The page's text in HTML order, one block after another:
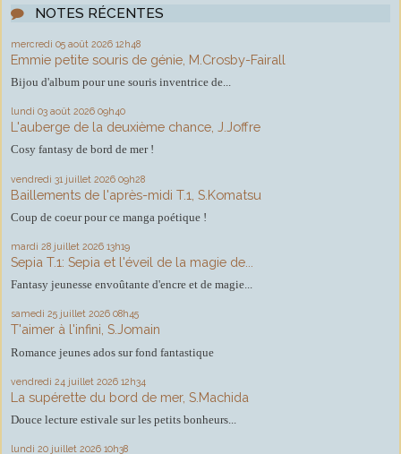
NOTES RÉCENTES
mercredi 05 août 2026 12h48
Emmie petite souris de génie, M.Crosby-Fairall
Bijou d'album pour une souris inventrice de...
lundi 03 août 2026 09h40
L'auberge de la deuxième chance, J.Joffre
Cosy fantasy de bord de mer !
vendredi 31 juillet 2026 09h28
Baillements de l'après-midi T.1, S.Komatsu
Coup de coeur pour ce manga poétique !
mardi 28 juillet 2026 13h19
Sepia T.1: Sepia et l'éveil de la magie de...
Fantasy jeunesse envoûtante d'encre et de magie...
samedi 25 juillet 2026 08h45
T'aimer à l'infini, S.Jomain
Romance jeunes ados sur fond fantastique
vendredi 24 juillet 2026 12h34
La supérette du bord de mer, S.Machida
Douce lecture estivale sur les petits bonheurs...
lundi 20 juillet 2026 10h38